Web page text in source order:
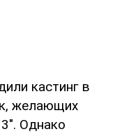
кастинг в
желающих
Однако